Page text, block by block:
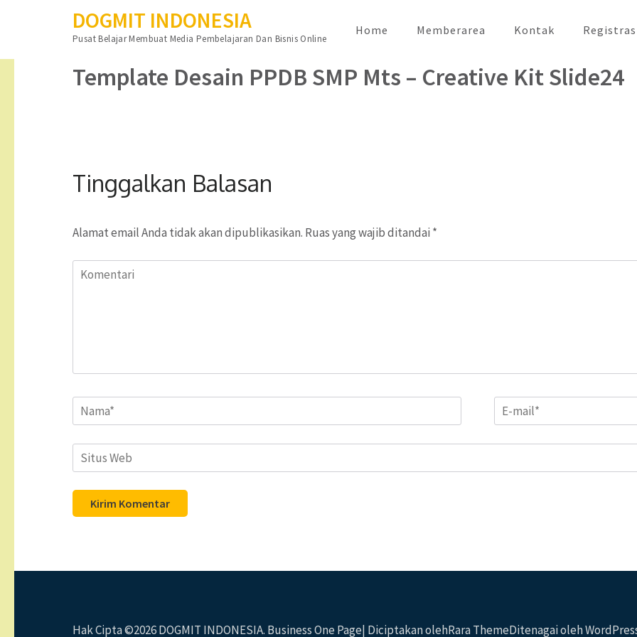
DOGMIT INDONESIA
Pusat Belajar Membuat Media Pembelajaran Dan Bisnis Online
Home Memberarea Kontak
Template Desain PPDB SMP Mts – Creative Kit Slide24
Tinggalkan Balasan
Alamat email Anda tidak akan dipublikasikan. Ruas yang wajib ditandai *
Komentari
Name* Email*
Situs
Web
Hak Cipta ©2026DOGMIT INDONESIA. Business One Page| Diciptakan olehRara ThemeDitenagai oleh